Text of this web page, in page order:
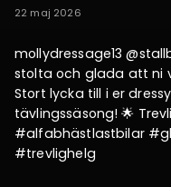
22 maj 2026
mollydressage13
stolta och glada att ni
Stort lycka till i er
tävlingssäsong! 🌟
#alfabhästlastbilar
#trevlighelg